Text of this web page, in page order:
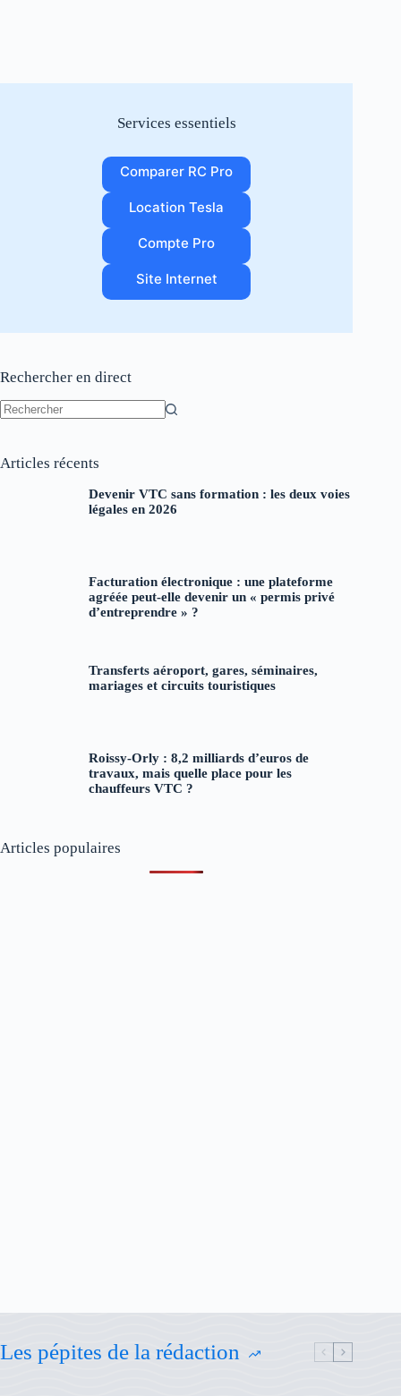
Services essentiels
Comparer RC Pro
Location Tesla
Compte Pro
Site Internet
Rechercher en direct
Articles récents
Devenir VTC sans formation : les deux voies
légales en 2026
Facturation électronique : une plateforme
agréée peut-elle devenir un « permis privé
d’entreprendre » ?
Transferts aéroport, gares, séminaires,
mariages et circuits touristiques
Roissy-Orly : 8,2 milliards d’euros de
travaux, mais quelle place pour les
chauffeurs VTC ?
Articles populaires
Les pépites de la rédaction